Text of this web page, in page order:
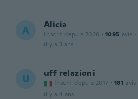
A Alicia
Inscrit depuis 2020 · 1095 avis ·
il y a 3 ans
U uff relazioni
Inscrit depuis 2017 · 181 avis
il y a 4 ans